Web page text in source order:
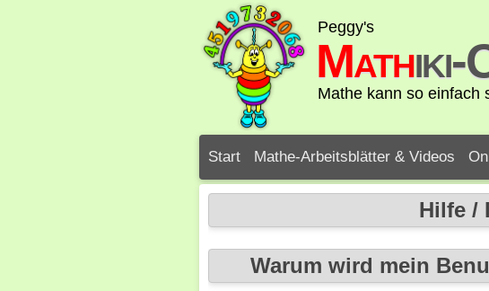
Navigation
überspringen
Peggy's
Mathiki-
Mathe kann so einfach
Navigation
überspringen
Start Mathe-Arbeitsblätter & Videos
Hilfe /
Warum wird mein